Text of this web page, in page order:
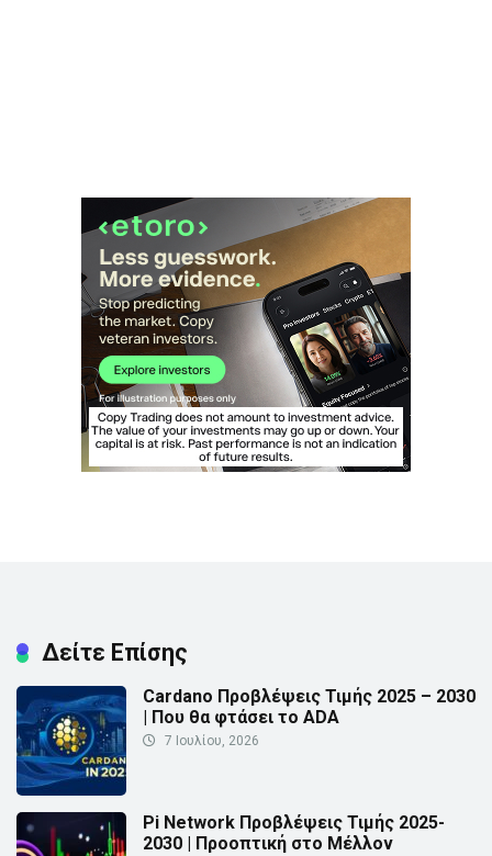
Δείτε Επίσης
Cardano Προβλέψεις Τιμής 2025 – 2030
| Που θα φτάσει το ADA
7 Ιουλίου, 2026
Pi Network Προβλέψεις Τιμής 2025-
2030 | Προοπτική στο Μέλλον